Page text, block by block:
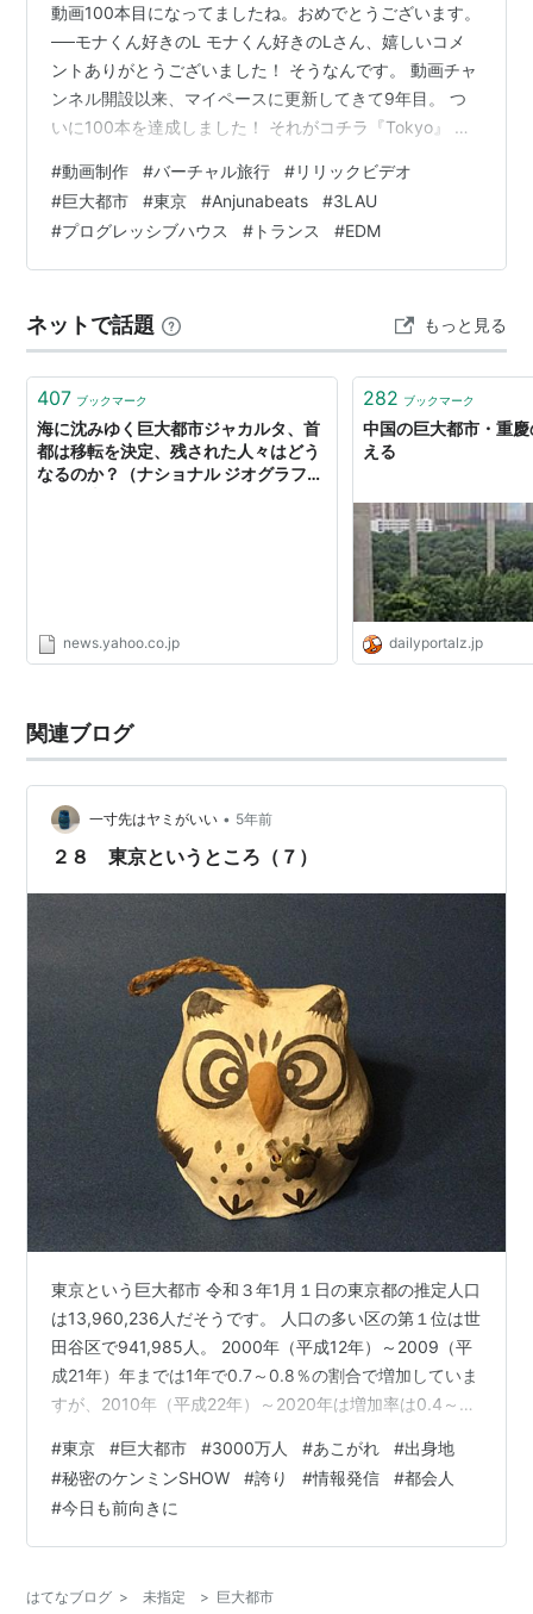
動画100本目になってましたね。おめでとうございます。
──モナくん好きのL モナくん好きのLさん、嬉しいコメ
ントありがとうございました！ そうなんです。 動画チャ
ンネル開設以来、マイペースに更新してきて9年目。 つ
いに100本を達成しました！ それがコチラ『Tokyo』 イ
れた3Lau（ブラウ）というアーティストのプログレハウ
ス楽曲に、僕が映像をつけたものになります。 この高速
かつスローな映像と共に、眠らない大都市の１日をスト
ーリー仕立てに追った『Tokyo』は、自分にとって特別
画）…
#動画制作 #バーチャル旅行 #リリックビデオ
#巨大都市 #東京 #Anjunabeats #3LAU
#プログレッシブハウス # トランス #EDM
ネットで話題 もっと見る
407 ブックマーク
海に沈みゆく巨大都市ジャカルタ、首
都は移転を決定、残された人々はどう
なるのか？（ナショナル ジオグラフィ
news.yahoo.co.jp
282 ブックマーク
中国の巨大都市・重
える
dailyportalz.jp
関連ブログ
一寸先はヤミがいい • 5年前
２８ 東京というところ（７）
東京という巨大都市 令和３年1月１日の東京都の推定人口
は13,960,236人だそうです。 人口の多い区の第１位は世
田谷区で941,985人。 2000年（平成12年）～2009（平
成21年）年までは1年で0.7～0.8％の割合で増加していま
すが、2010年（平成22年）～2020年は増加率は0.4～
（平成27年）の1592万人から増加し、2025年（令和7
年）に1657万1千人でピークに達した後、減少に転じて
2040年（令和22年）には1578万8千人になる見込みとの
こと。 ざっと300万人の人が東京近郊県から通学・通勤
#東京 #巨大都市 #3000万人 #あこがれ #出身地
#秘密のケンミンSHOW #誇り #情報発信 #都会人
#今日も前向きに
はてなブログ > 未指定 > 巨大都市